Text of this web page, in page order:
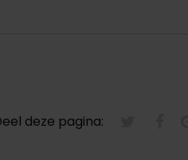
deze pagina: